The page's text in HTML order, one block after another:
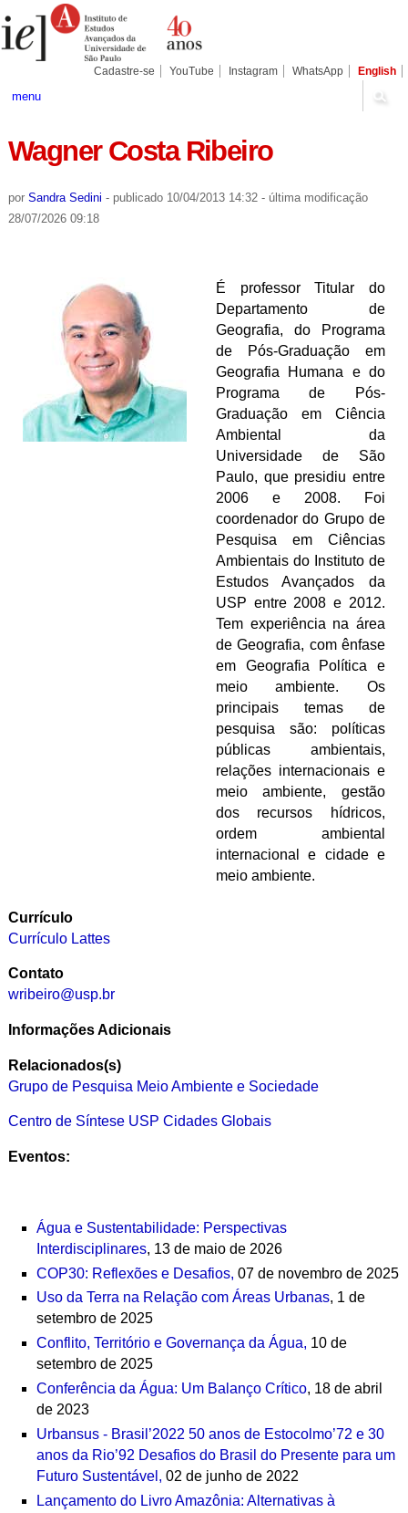
para
conteúdo.
Pessoais
Cadastre-se YouTube Instagram WhatsApp English
menu
Wagner Costa Ribeiro
por Sandra Sedini - publicado10/04/2013 14:32 - última modificação
28/07/2026 09:18
É professor Titular do
Departamento de
Geografia, do Programa
de Pós-Graduação em
Geografia Humana e do
Programa de Pós-
Graduação em Ciência
Ambiental da
Universidade de São
Paulo, que presidiu entre
2006 e 2008. Foi
coordenador do Grupo de
Pesquisa em Ciências
Ambientais do Instituto de
Estudos Avançados da
USP entre 2008 e 2012.
Tem experiência na área
de Geografia, com ênfase
em Geografia Política e
meio ambiente. Os
principais temas de
pesquisa são: políticas
públicas ambientais,
relações internacionais e
meio ambiente, gestão
dos recursos hídricos,
ordem ambiental
internacional e cidade e
meio ambiente.
Currículo
Currículo Lattes
Contato
wribeiro@usp.br
Informações Adicionais
Relacionados(s)
Grupo de Pesquisa Meio Ambiente e Sociedade
Centro de Síntese USP Cidades Globais
Eventos:
Água e Sustentabilidade: Perspectivas
Interdisciplinares, 13 de maio de 2026
COP30: Reflexões e Desafios, 07 de novembro de 2025
Uso da Terra na Relação com Áreas Urbanas, 1 de
setembro de 2025
Conflito, Território e Governança da Água, 10 de
setembro de 2025
Conferência da Água: Um Balanço Crítico, 18 de abril
de 2023
Urbansus - Brasil’2022 50 anos de Estocolmo’72 e 30
anos da Rio’92 Desafios do Brasil do Presente para um
Futuro Sustentável, 02 de junho de 2022
Lançamento do Livro Amazônia: Alternativas à